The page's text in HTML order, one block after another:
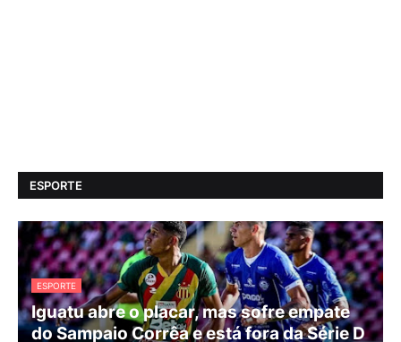
ESPORTE
ESPORTE
Iguatu abre o placar, mas sofre empate
do Sampaio Corrêa e está fora da Série D